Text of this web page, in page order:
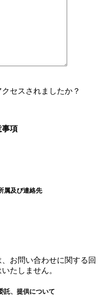
セスされましたか？
事項
属及び連絡先
お問い合わせに関する回
たしません。
託、提供について